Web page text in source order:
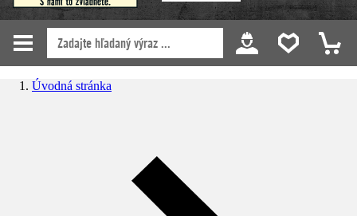
Úvodná stránka